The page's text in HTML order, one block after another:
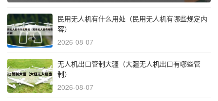
民用无人机有什么用处（民用无人机有哪些规定内
容）
2026-08-07
无人机出口管制大疆（大疆无人机出口有哪些管
制）
2026-08-07